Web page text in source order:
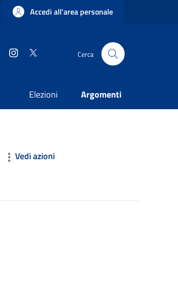
Accedi all'area personale
FacebookInstagram Cerca
Elezioni Argomenti
Vedi azioni